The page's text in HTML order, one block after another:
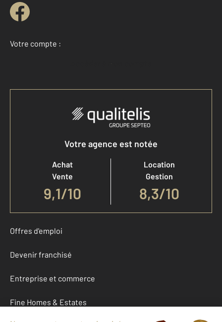
Votre compte :
Accéder à mon compte
Votre agence est notée
Achat
Vente
9,1/10
Location
Gestion
8,3/10
Offres d'emploi
Devenir franchisé
Entreprise et commerce
Fine Homes & Estates